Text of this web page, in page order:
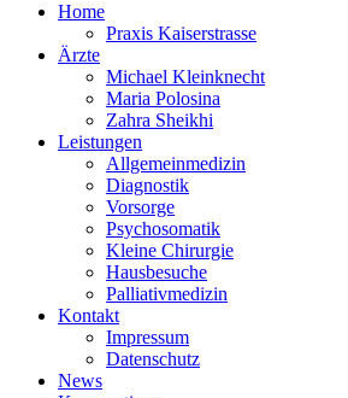
Home
Praxis Kaiserstrasse
Ärzte
Michael Kleinknecht
Maria Polosina
Zahra Sheikhi
Leistungen
Allgemeinmedizin
Diagnostik
Vorsorge
Psychosomatik
Kleine Chirurgie
Hausbesuche
Palliativmedizin
Kontakt
Impressum
Datenschutz
News